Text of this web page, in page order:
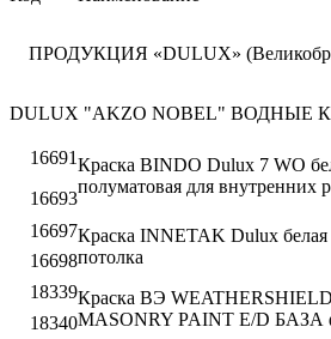
ПРОДУКЦИЯ «DULUX»
DULUX "AKZO NOBEL" ВОДНЫЕ
16691Краска BINDO Dulux 7 WO
полуматовая для внутренних
16693
16697Краска INNETAK Dulux белая
потолка
16698
18339Краска ВЭ
MASONRY PAINT E/D БАЗА
18340